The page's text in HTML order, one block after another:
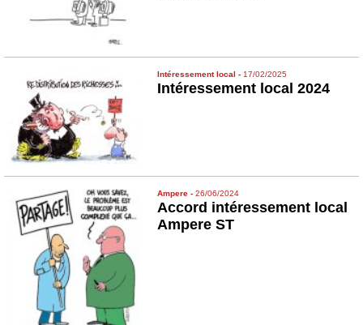
Intéressement local - 17/02/2025
Intéressement local 2024
Ampere -26/06/2024
Accord intéressement local
Ampere ST